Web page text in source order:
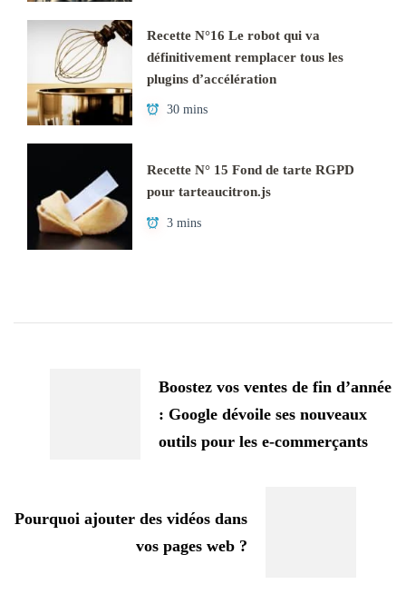
Recette N°16 Le robot qui va
définitivement remplacer tous les
plugins d’accélération
30 mins
Recette N° 15 Fond de tarte RGPD
pour tarteaucitron.js
3 mins
Boostez vos ventes de fin d’année
: Google dévoile ses nouveaux
outils pour les e-commerçants
Pourquoi ajouter des vidéos dans
vos pages web ?